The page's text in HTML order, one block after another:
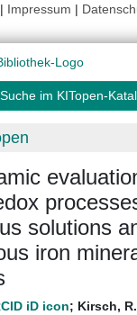
| Impressum |
Suche im KITopen-
solutions
iron
; Kirsch, R.